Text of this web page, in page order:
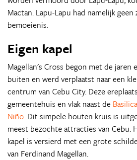
Mactan. Lapu-Lapu had namelijk
bemoeienis.
Eigen kapel
Magellan's Cross begon met de jaren
buiten en werd verplaatst naar een
centrum van Cebu City. Deze
gemeentehuis en vlak naast de
Niño. Dit simpele houten kruis is
meest bezochte attracties van Cebu.
kapel is versierd met een grote
van Ferdinand Magellan.